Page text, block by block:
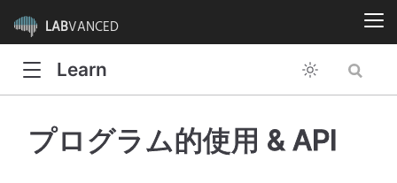
LABVANCED
Learn
プログラム的使用 & API